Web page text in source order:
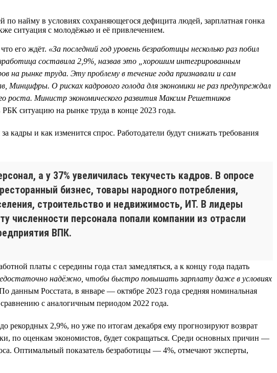
найму в условиях сохраняющегося дефицита людей, зарплатная гонка
ситуация с молодёжью и её привлечением.
его ждёт. «За последний год уровень безработицы несколько раз побил
составила 2,9%, назвав это „хорошим интегрированным
на рынке труда. Эту проблему в течение года признавали и сам
О рисках кадрового голода для экономики не раз предупреждал
роста. Министр экономического развития Максим Решетников
ситуацию на рынке труда в конце 2023 года.
кадры и как изменится спрос. Работодатели будут снижать требования
а у 37% увеличилась текучесть кадров. В опросе
бизнес, товары народного потребления,
строительство и недвижимость, ИТ. В лидеры
персонала попали компании из отрасли
ВПК.
платы с середины года стал замедляться, а к концу года падать
надёжно, чтобы быстро повышать зарплату даже в условиях
Росстата, в январе — октябре 2023 года средняя номинальная
сравнению с аналогичным периодом 2022 года.
2,9%, но уже по итогам декабря ему прогнозируют возврат
по оценкам экономистов, будет сокращаться. Среди основных причин —
Оптимальный показатель безработицы — 4%, отмечают эксперты,